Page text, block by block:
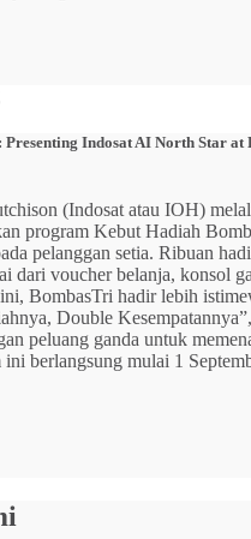
Indosat AI North Star at
(Indosat atau IOH)
program Kebut Hadiah
pelanggan setia. Ribuan
dari voucher belanja, konsol
BombasTri hadir lebih
Double
peluang ganda untuk
berlangsung mulai 1